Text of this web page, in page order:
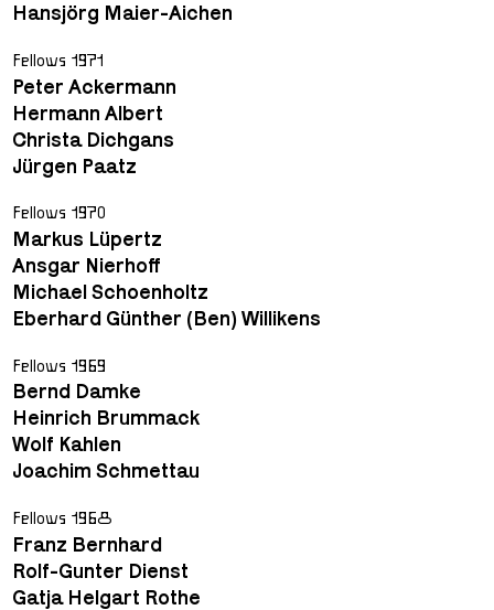
Hansjörg Maier-Aichen
Fellows 1971
Peter Ackermann
Hermann Albert
Christa Dichgans
Jürgen Paatz
Fellows 1970
Markus Lüpertz
Ansgar Nierhoff
Michael Schoenholtz
Eberhard Günther (Ben) Willikens
Fellows 1969
Bernd Damke
Heinrich Brummack
Wolf Kahlen
Joachim Schmettau
Fellows 1968
Franz Bernhard
Rolf-Gunter Dienst
Gatja Helgart Rothe